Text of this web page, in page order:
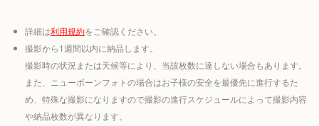
詳細は利用規約をご確認ください。
撮影から1週間以内に納品します。
撮影時の状況または天候等により、当該枚数に達しない場合もあります。
また、ニューボーンフォトの場合はお子様の安全を最優先に進行するた
め、特殊な撮影になりますので撮影の進行スケジュールによって撮影内容
や納品枚数が異なります。